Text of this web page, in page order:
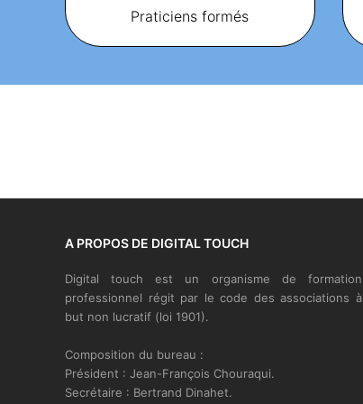
Praticiens formés
A PROPOS DE DIGITAL TOUCH
Digital touch est un organisme de formation
professionnel régit par le code des associations à
but non lucratif (loi 1901).
Composition du bureau :
Président : Jean-François Chouraqui.
Secrétaire : Bertrand Dinahet.